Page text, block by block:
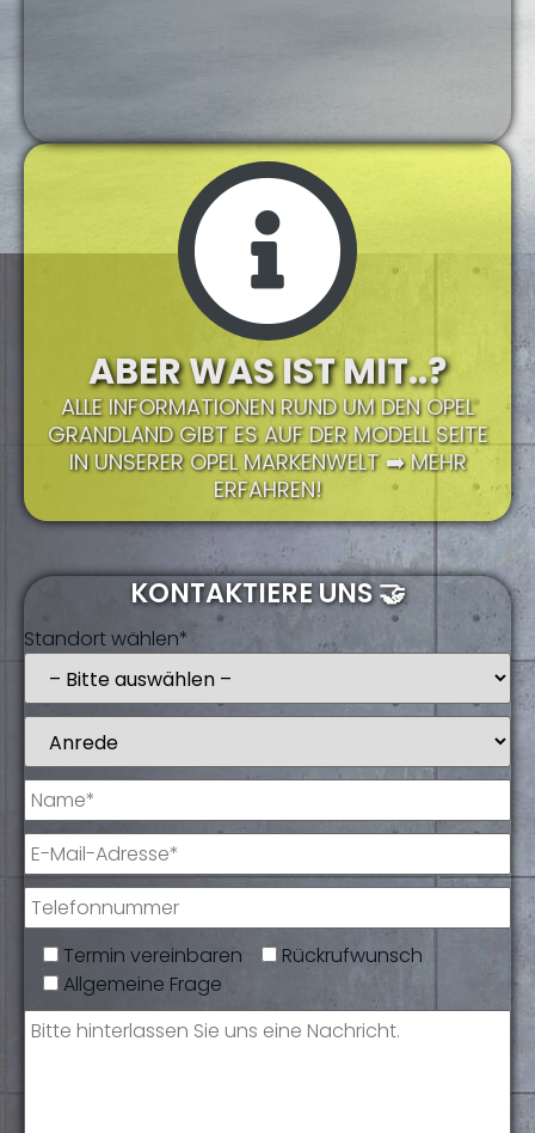
ABER WAS IST MIT..?
ALLE INFORMATIONEN RUND UM DEN OPEL
GRANDLAND GIBT ES AUF DER MODELL SEITE
IN UNSERER OPEL MARKENWELT ➡️ MEHR
ERFAHREN!
KONTAKTIERE UNS 🤝
Standort wählen*
Termin vereinbaren
Rückrufwunsch
Allgemeine Frage